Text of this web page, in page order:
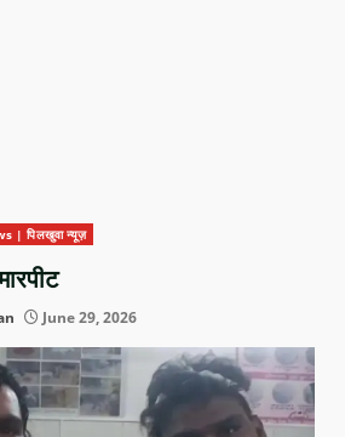
| पिलखुवा न्यूज़
June 29, 2026